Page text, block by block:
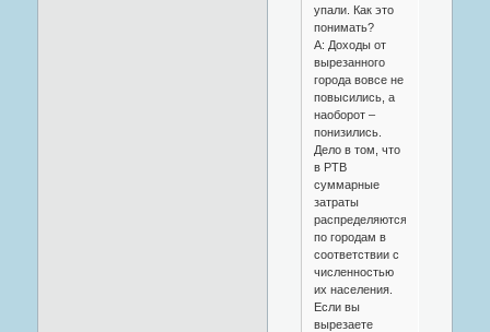
упали. Как это
понимать?
A: Доходы от
вырезанного
города вовсе не
повысились, а
наоборот –
понизились.
Дело в том, что
в РТВ
суммарные
затраты
распределяются
по городам в
соответствии с
численностью
их населения.
Если вы
вырезаете